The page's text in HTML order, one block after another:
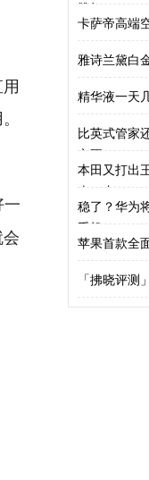
赞好
卡萨帝高端
雅诗兰黛白
精华液一天
比英式管家
它不
本田又打出
表，丰
稳了？华为
手机
苹果首款全
「拂晓评测